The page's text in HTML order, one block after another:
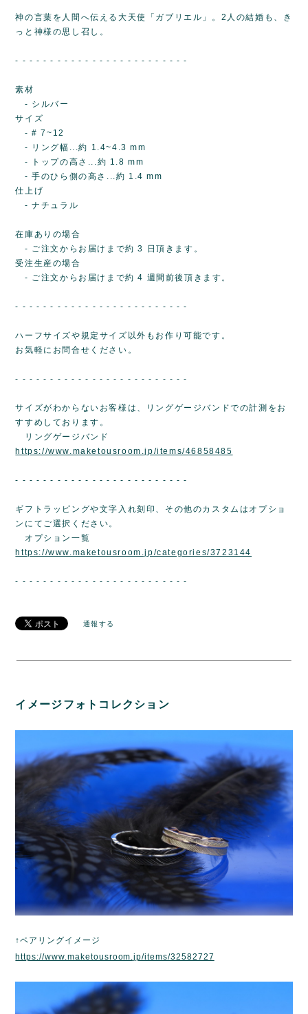
神の言葉を人間へ伝える大天使「ガブリエル」。2人の結婚も、き
っと神様の思し召し。
- - - - - - - - - - - - - - - - - - - - - - - - -
素材
- シルバー
サイズ
- # 7~12
- リング幅...約 1.4~4.3 mm
- トップの高さ...約 1.8 mm
- 手のひら側の高さ...約 1.4 mm
仕上げ
- ナチュラル
在庫ありの場合
- ご注文からお届けまで約 3 日頂きます。
受注生産の場合
- ご注文からお届けまで約 4 週間前後頂きます。
- - - - - - - - - - - - - - - - - - - - - - - - -
ハーフサイズや規定サイズ以外もお作り可能です。
お気軽にお問合せください。
- - - - - - - - - - - - - - - - - - - - - - - - -
サイズがわからないお客様は、リングゲージバンドでの計測をお
すすめしております。
リングゲージバンド
https://www.maketousroom.jp/items/46858485
- - - - - - - - - - - - - - - - - - - - - - - - -
ギフトラッピングや文字入れ刻印、その他のカスタムはオプショ
ンにてご選択ください。
オプション一覧
https://www.maketousroom.jp/categories/3723144
- - - - - - - - - - - - - - - - - - - - - - - - -
通報する
イメージフォトコレクション
↑ペアリングイメージ
https://www.maketousroom.jp/items/32582727